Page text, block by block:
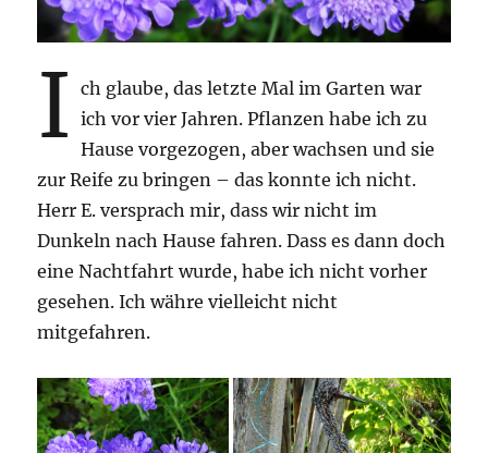
I
ch glaube, das letzte Mal im Garten war
ich vor vier Jahren. Pflanzen habe ich zu
Hause vorgezogen, aber wachsen und sie
zur Reife zu bringen – das konnte ich nicht.
Herr E. versprach mir, dass wir nicht im
Dunkeln nach Hause fahren. Dass es dann doch
eine Nachtfahrt wurde, habe ich nicht vorher
gesehen. Ich währe vielleicht nicht
mitgefahren.